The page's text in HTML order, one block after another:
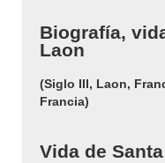
Biografía,
Laon
(Siglo III, Laon,
Francia)
Vida de